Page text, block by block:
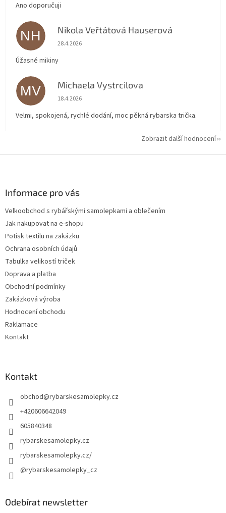
Ano doporučuji
NH Nikola Veřtátová Hauserová
Hodnocení obchodu je 5 z 5 hvězdiček.
28.4.2026
Úžasné mikiny
MV Michaela Vystrcilova
Hodnocení obchodu je 5 z 5 hvězdiček.
18.4.2026
Velmi, spokojená, rychlé dodání, moc pěkná rybarska trička.
Zobrazit další hodnocení
Informace pro vás
Velkoobchod s rybářskými samolepkami a oblečením
Jak nakupovat na e-shopu
Potisk textilu na zakázku
Ochrana osobních údajů
Tabulka velikostí triček
Doprava a platba
Obchodní podmínky
Zakázková výroba
Hodnocení obchodu
Raklamace
Kontakt
Kontakt
obchod@rybarskesamolepky.cz
+420606642049
605840348
rybarskesamolepky.cz
rybarskesamolepky.cz/
@rybarskesamolepky_cz
Odebírat newsletter